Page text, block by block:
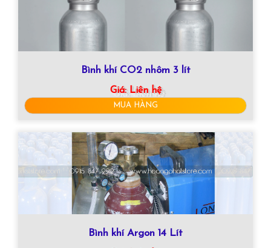
Bình khí CO2 nhôm 3 lít
Giá:Liên hệ
MUA HÀNG
Bình khí Argon 14 Lít